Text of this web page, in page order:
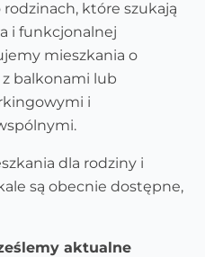
które szukają
i funkcjonalnej
mieszkania o
z balkonami lub
i
dla rodziny i
są obecnie dostępne,
aktualne